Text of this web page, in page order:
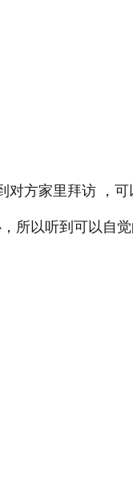
对方家里拜访 ，可
所以听到可以自